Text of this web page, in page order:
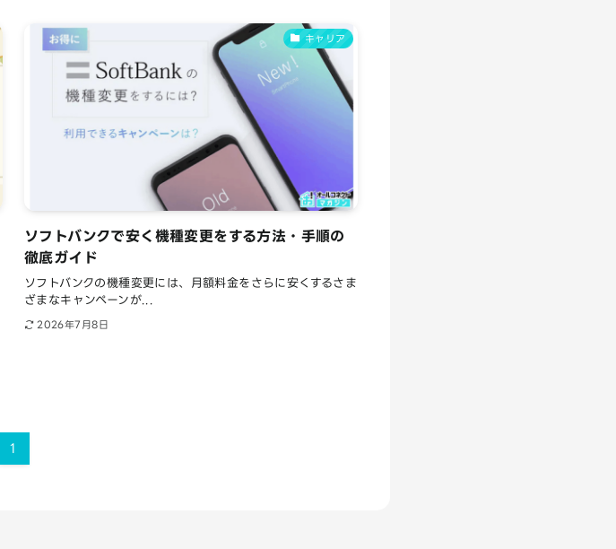
キャリア
ソフトバンクで安く機種変更をする方法・手順の
徹底ガイド
ソフトバンクの機種変更には、月額料金をさらに安くするさま
ざまなキャンペーンが...
2026年7月8日
1